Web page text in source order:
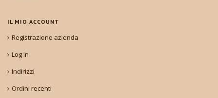
IL MIO ACCOUNT
Registrazione azienda
Log in
Indirizzi
Ordini recenti